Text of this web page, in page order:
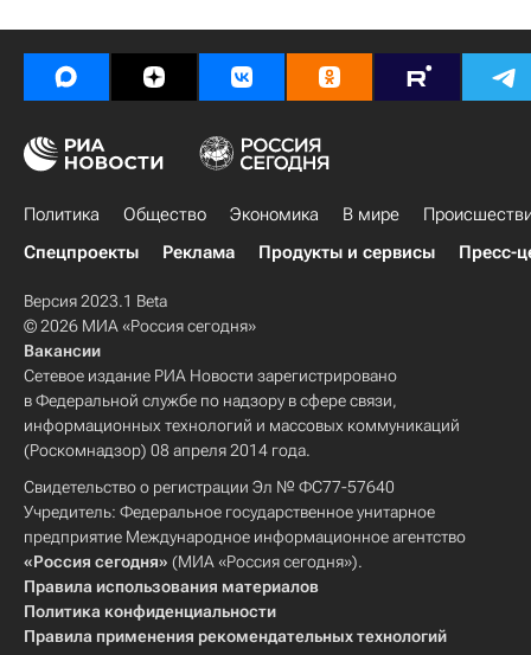
Политика Общество Экономика В мире
Спецпроекты
Реклама Продукты и сервисы Пресс-
Версия 2023.1 Beta
© 2026 МИА «Россия сегодня»
Вакансии
Сетевое издание РИА Новости зарегистрировано
в Федеральной службе по надзору в сфере связи,
информационных технологий и массовых коммуникаций
(Роскомнадзор) 08 апреля 2014 года.
Свидетельство о регистрации Эл № ФС77-57640
Учредитель: Федеральное государственное унитарное
предприятие Международное информационное агентство
«Россия сегодня» (МИА «Россия сегодня»).
Правила использования материалов
Политика конфиденциальности
Правила применения рекомендательных технологий